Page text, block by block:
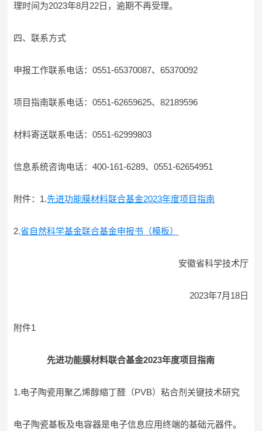
理时间为2023年8月22日，逾期不再受理。
四、联系方式
申报工作联系电话：0551-65370087、65370092
项目指南联系电话：0551-62659625、82189596
材料寄送联系电话：0551-62999803
信息系统咨询电话：400-161-6289、0551-62654951
附件：1.先进功能膜材料联合基金2023年度项目指南
2.省自然科学基金联合基金申报书（模板）
安徽省科学技术厅
2023年7月18日
附件1
先进功能膜材料联合基金2023年度项目指南
1.电子陶瓷用聚乙烯醇缩丁醛（PVB）粘合剂关键技术研究
电子陶瓷基板及电容器是电子信息应用终端的基础元器件。